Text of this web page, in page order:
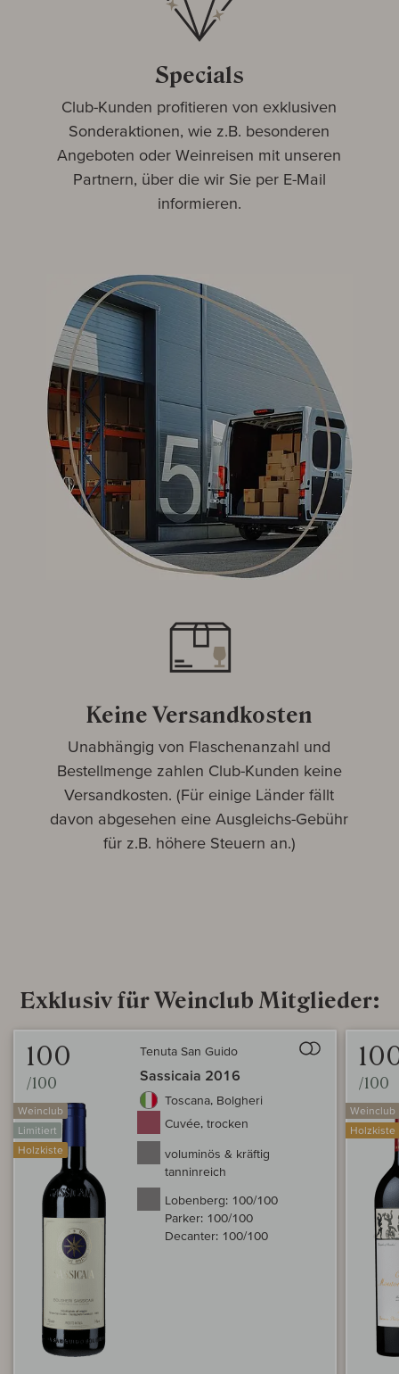
Specials
Club-Kunden profitieren von exklusiven
Sonderaktionen, wie z.B. besonderen
Angeboten oder Weinreisen mit unseren
Partnern, über die wir Sie per E-Mail
informieren.
Keine Versandkosten
Unabhängig von Flaschenanzahl und
Bestellmenge zahlen Club-Kunden keine
Versandkosten. (Für einige Länder fällt
davon abgesehen eine Ausgleichs-Gebühr
für z.B. höhere Steuern an.)
Exklusiv für Weinclub Mitglieder:
100
/100
Weinclub
Limitiert
Holzkiste
Tenuta San Guido
Auf den
Sassicaia 2016
Toscana, Bolgheri
Cuvée, trocken
voluminös & kräftig
tanninreich
Lobenberg: 100/100
Parker: 100/100
Decanter: 100/100
/100
Weinclub
Holzkiste